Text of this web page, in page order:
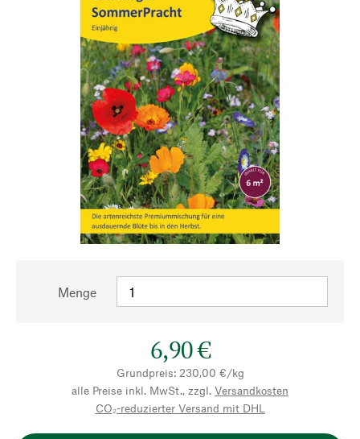
Menge
6,90 €
Grundpreis: 230,00 €/kg
alle Preise inkl. MwSt., zzgl. Versandkosten
CO₂-reduzierter Versand mit DHL